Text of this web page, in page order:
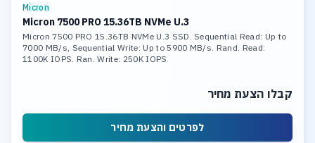
Micron
Micron 7500 PRO 15.36TB NVMe U.3
Micron 7500 PRO 15.36TB NVMe U.3 SSD. Sequential Read: Up to
7000 MB/s, Sequential Write: Up to 5900 MB/s. Rand. Read:
1100K IOPS. Ran. Write: 250K IOPS
קבלו הצעת מחיר
לפרטים והצעת מחיר